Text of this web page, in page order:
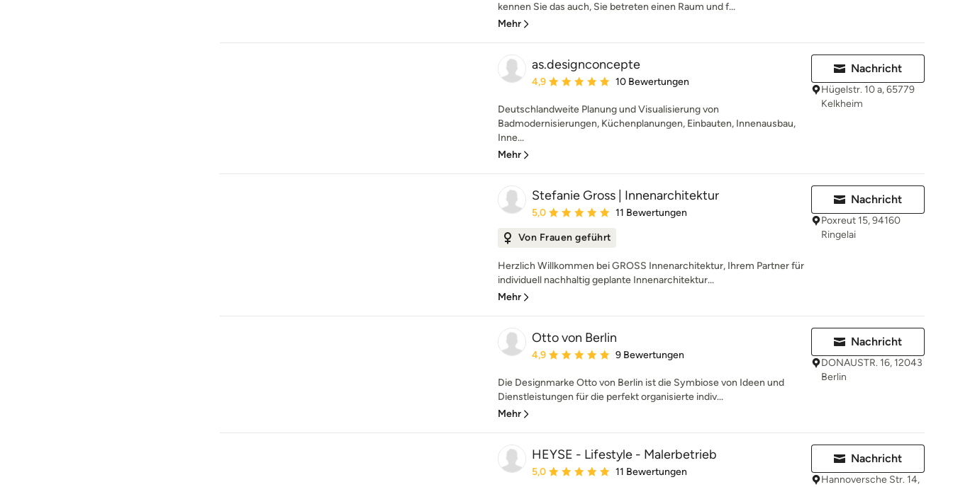
kennen Sie das auch, Sie betreten einen Raum und f...
Mehr
as.designconcepte
Durchschnittliche Bewertung: 4.9 von 5 Sternen
4,9 10 Bewertungen
Deutschlandweite Planung und Visualisierung von
Badmodernisierungen, Küchenplanungen, Einbauten, Innenausbau,
Inne...
Mehr
Nachricht
Hügelstr. 10 a, 65779
Kelkheim
Stefanie Gross | Innenarchitektur
Durchschnittliche Bewertung: 5 von 5 Sternen
5,0 11 Bewertungen
Von Frauen geführt
Herzlich Willkommen bei GROSS Innenarchitektur, Ihrem Partner für
individuell nachhaltig geplante Innenarchitektur...
Mehr
Nachricht
Poxreut 15, 94160
Ringelai
Otto von Berlin
Durchschnittliche Bewertung: 4.9 von 5 Sternen
4,9 9 Bewertungen
Die Designmarke Otto von Berlin ist die Symbiose von Ideen und
Dienstleistungen für die perfekt organisierte indiv...
Mehr
Nachricht
DONAUSTR. 16, 12043
Berlin
HEYSE - Lifestyle - Malerbetrieb
Durchschnittliche Bewertung: 5 von 5 Sternen
5,0 11 Bewertungen
Nachricht
Hannoversche Str. 14,